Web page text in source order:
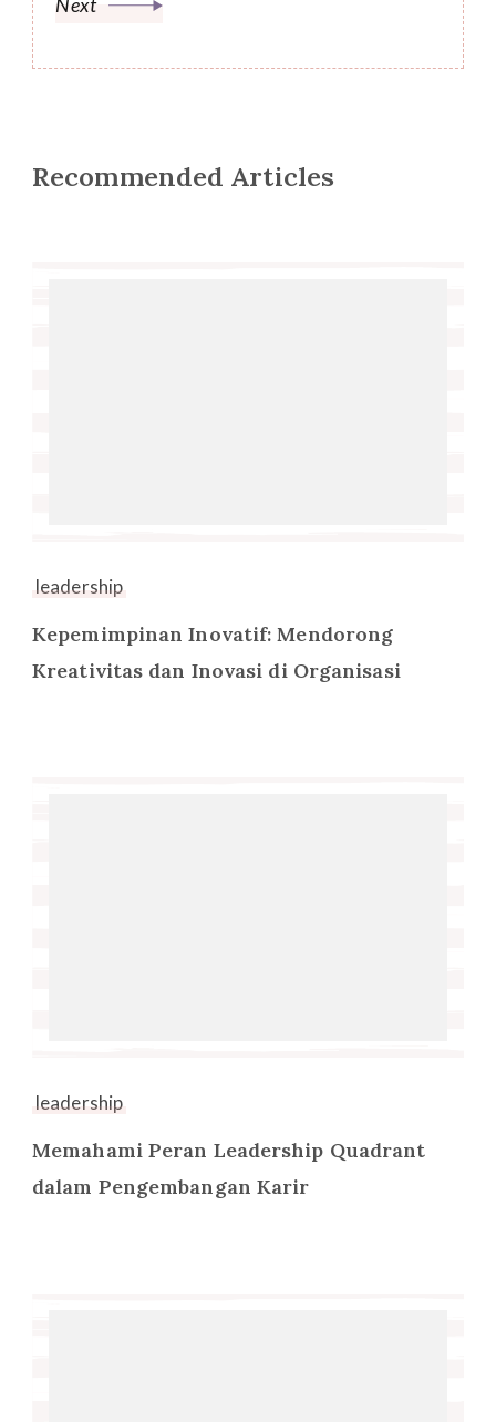
Recommended Articles
leadership
Kepemimpinan Inovatif: Mendorong
Kreativitas dan Inovasi di Organisasi
leadership
Memahami Peran Leadership Quadrant
dalam Pengembangan Karir